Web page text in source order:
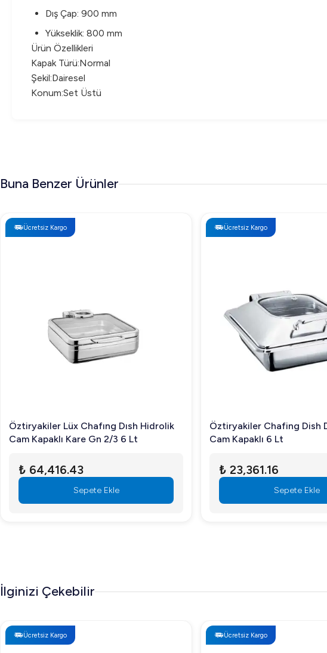
Dış Çap: 900 mm
Yükseklik: 800 mm
Ürün Özellikleri
Kapak Türü:Normal
Şekil:Dairesel
Konum:Set Üstü
Buna Benzer Ürünler
Ücretsiz Kargo
Öztiryakiler Lüx Chafıng Dısh Hidrolik
Cam Kapaklı Kare Gn 2/3 6 Lt
₺ 64,416.43
Sepete Ekle
Ücretsiz Kargo
Öztiryakiler Chafing Dish
Cam Kapaklı 6 Lt
₺ 23,361.16
Sepete Ekle
İlginizi Çekebilir
Ücretsiz Kargo Ücretsiz Kargo